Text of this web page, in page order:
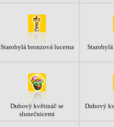
Starobylá bronzová lucerna
Dubový květináč se
slunečnicemi
Dubový